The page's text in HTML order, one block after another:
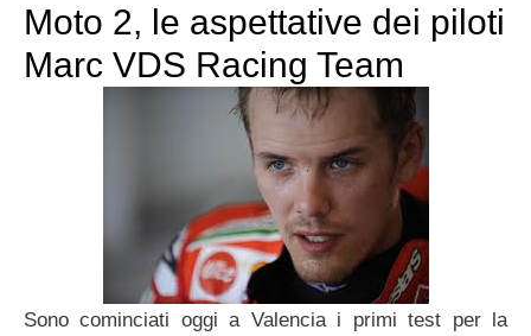
Moto 2, le aspettative dei piloti
Marc VDS Racing Team
Sono cominciati oggi a Valencia i primi test per la